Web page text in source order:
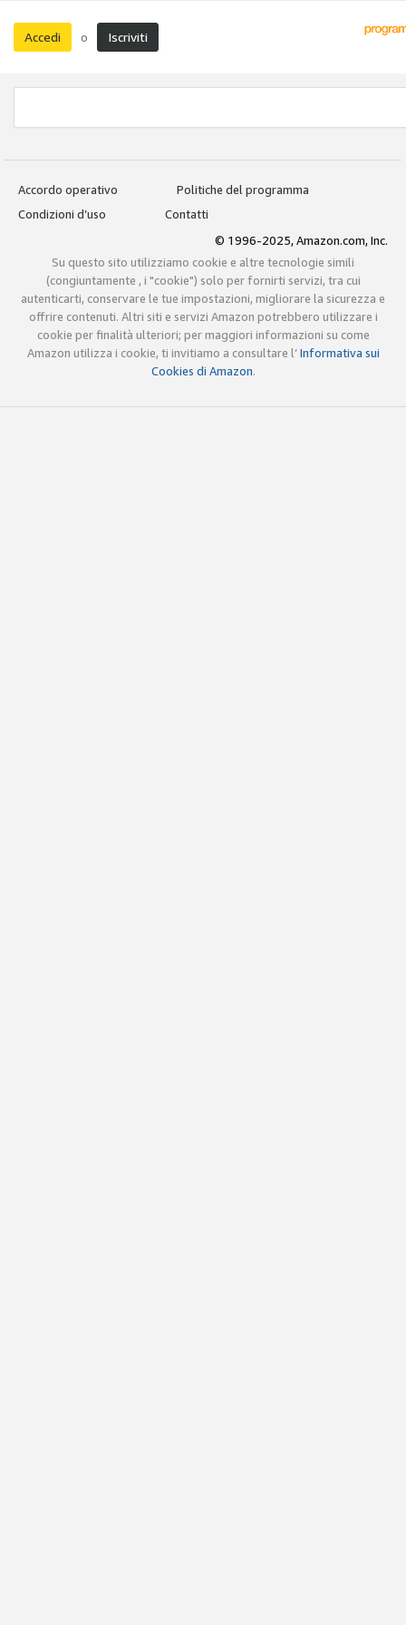
Accedi o Iscriviti
Accordo operativo
Politiche del programma
Condizioni d’uso
Contatti
© 1996-2025, Amazon.com, Inc.
Su questo sito utilizziamo cookie e altre tecnologie simili
(congiuntamente , i "cookie") solo per fornirti servizi, tra cui
autenticarti, conservare le tue impostazioni, migliorare la sicurezza e
offrire contenuti. Altri siti e servizi Amazon potrebbero utilizzare i
cookie per finalità ulteriori; per maggiori informazioni su come
Amazon utilizza i cookie, ti invitiamo a consultare l’Informativa sui
Cookies di Amazon.